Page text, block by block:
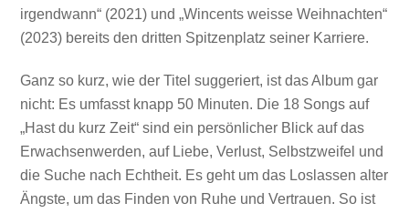
irgendwann“ (2021) und „Wincents weisse Weihnachten“
(2023) bereits den dritten Spitzenplatz seiner Karriere.
Ganz so kurz, wie der Titel suggeriert, ist das Album gar
nicht: Es umfasst knapp 50 Minuten. Die 18 Songs auf
„Hast du kurz Zeit“ sind ein persönlicher Blick auf das
Erwachsenwerden, auf Liebe, Verlust, Selbstzweifel und
die Suche nach Echtheit. Es geht um das Loslassen alter
Ängste, um das Finden von Ruhe und Vertrauen. So ist